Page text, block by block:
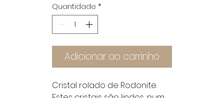
Quantidade *
Adicionar ao carrinho
Cristal rolado de Rodonite.